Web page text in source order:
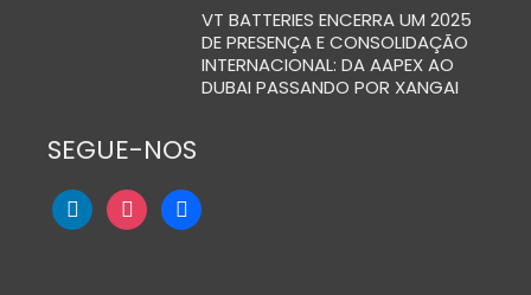
VT BATTERIES ENCERRA UM 2025
DE PRESENÇA E CONSOLIDAÇÃO
INTERNACIONAL: DA AAPEX AO
DUBAI PASSANDO POR XANGAI
SEGUE-NOS